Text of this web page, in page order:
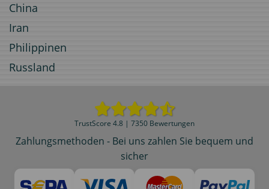
China
Iran
Philippinen
Russland
TrustScore 4.8 | 7350 Bewertungen
Zahlungsmethoden - Bei uns zahlen Sie bequem und
sicher